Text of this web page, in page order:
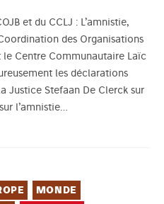
et du CCLJ : L’amnistie,
des Organisations
le Centre Communautaire Laïc
les déclarations
Justice Stefaan De Clerck sur
l’amnistie…
MONDE